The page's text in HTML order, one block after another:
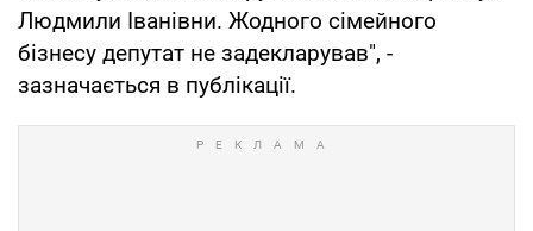
Людмили Іванівни. Жодного сімейного
бізнесу депутат не задекларував", -
зазначається в публікації.